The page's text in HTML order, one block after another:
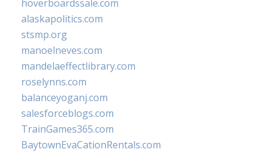
hoverboardssale.com
alaskapolitics.com
stsmp.org
manoelneves.com
mandelaeffectlibrary.com
roselynns.com
balanceyoganj.com
salesforceblogs.com
TrainGames365.com
BaytownEvaCationRentals.com